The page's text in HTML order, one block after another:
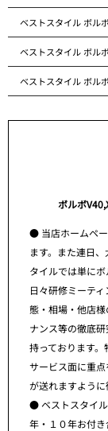
ベストスタイル ボル
ベストスタイル ボル
ベストスタイル ボル
ボルボ
● 当店ホームペ
ます。また連日
タイルでは単に
日々研修ミーテ
態・相場・他店
ナンス等の徹底
持っております
サービス面に重
が送れますように
● ベストスタイ
年・１０年お付